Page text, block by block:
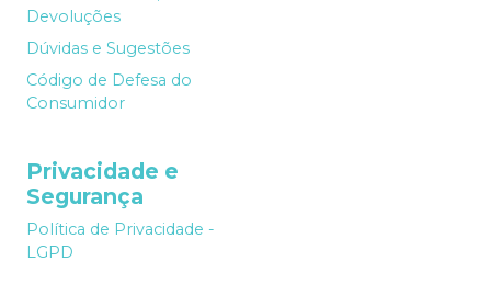
Devoluções
Dúvidas e Sugestões
Código de Defesa do
Consumidor
Privacidade e
Segurança
Política de Privacidade -
LGPD